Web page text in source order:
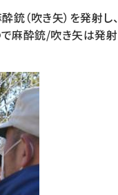
（吹き矢）を発射し、
で麻酔銃/吹き矢は発射